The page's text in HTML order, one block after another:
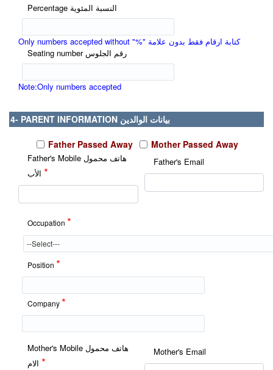
Percentage النسبة المئوية
Only numbers accepted without "%" كتابة ارقام فقط بدون علامة
Seating number رقم الجلوس
Note:Only numbers accepted
4- PARENT INFORMATION بيانات الوالدين
Father Passed Away Mother Passed Away
Father's Mobile هاتف محمول
*
Father's Email
Occupation *
Position *
Company *
Mother's Mobile هاتف محمول
*
Mother's Email